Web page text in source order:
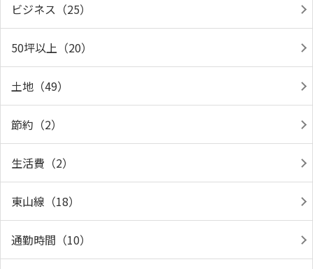
ビジネス（25）
50坪以上（20）
土地（49）
節約（2）
生活費（2）
東山線（18）
通勤時間（10）